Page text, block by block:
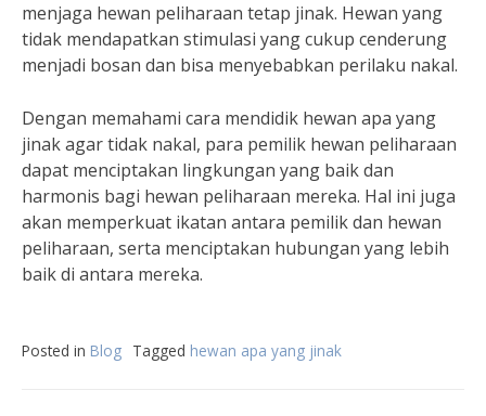
menjaga hewan peliharaan tetap jinak. Hewan yang
tidak mendapatkan stimulasi yang cukup cenderung
menjadi bosan dan bisa menyebabkan perilaku nakal.
Dengan memahami cara mendidik hewan apa yang
jinak agar tidak nakal, para pemilik hewan peliharaan
dapat menciptakan lingkungan yang baik dan
harmonis bagi hewan peliharaan mereka. Hal ini juga
akan memperkuat ikatan antara pemilik dan hewan
peliharaan, serta menciptakan hubungan yang lebih
baik di antara mereka.
Posted in Blog Tagged hewan apa yang jinak